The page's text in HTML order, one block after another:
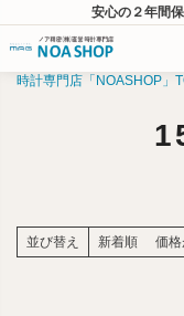
安心の２年間
時計専門店「NOASHOP」
並び替え 新着順 価